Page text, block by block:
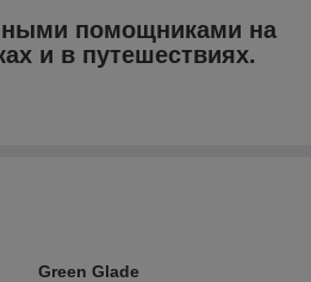
помощниками на
и в путешествиях.
Green Glade